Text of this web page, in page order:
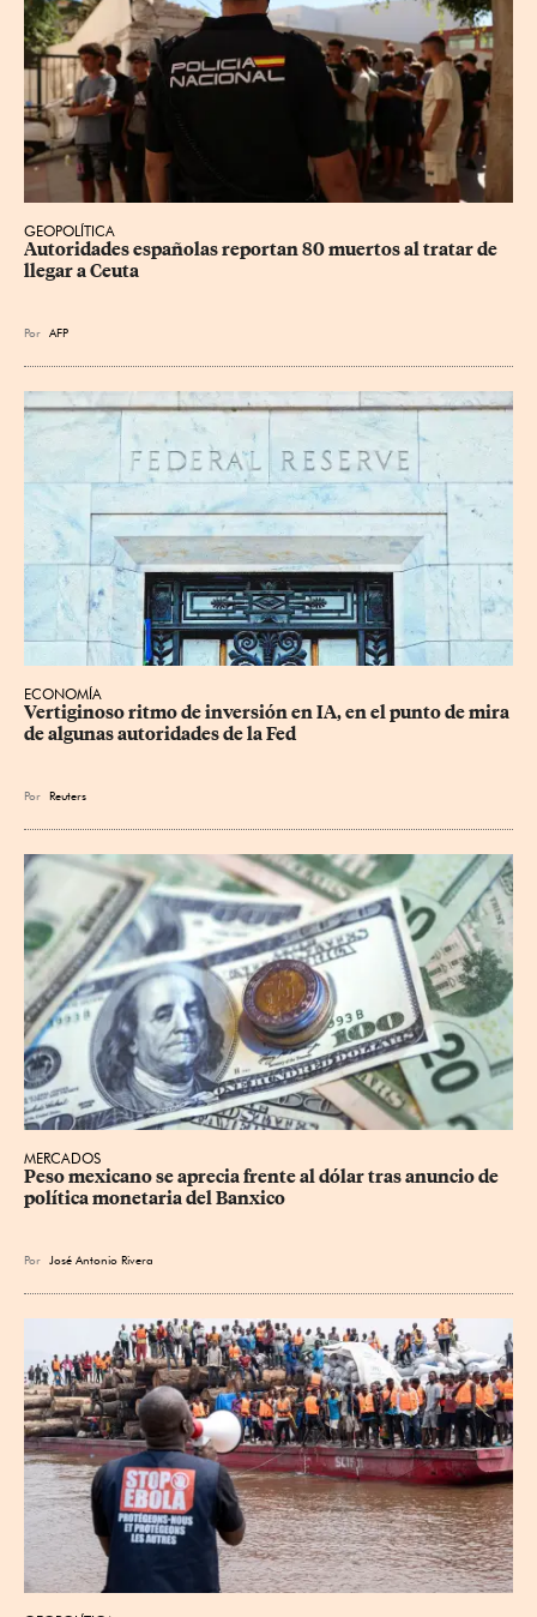
GEOPOLÍTICA
Autoridades españolas reportan 80 muertos al tratar de
llegar a Ceuta
Por AFP
ECONOMÍA
Vertiginoso ritmo de inversión en IA, en el punto de mira
de algunas autoridades de la Fed
Por Reuters
MERCADOS
Peso mexicano se aprecia frente al dólar tras anuncio de
política monetaria del Banxico
Por José Antonio Rivera